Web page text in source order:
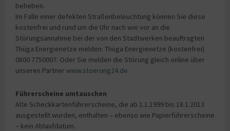
beheben.
Im Falle einer defekten Straßenbeleuchtung können Sie diese
kostenfrei und rund um die Uhr nach wie vor an die
Störungsannahme bei der von den Stadtwerken beauftragten
Thüga Energienetze melden: Thüga Energienetze (kostenfrei)
0800 7750007. Oder Sie melden die Störung gleich online über
unseren Partnerwww.stoerung24.de
Führerscheine umtauschen
Alte Scheckkartenführerscheine, die ab 1.1.1999 bis 18.1.2013
ausgestellt wurden, enthalten – ebenso wie Papierführerscheine
– kein Ablaufdatum.